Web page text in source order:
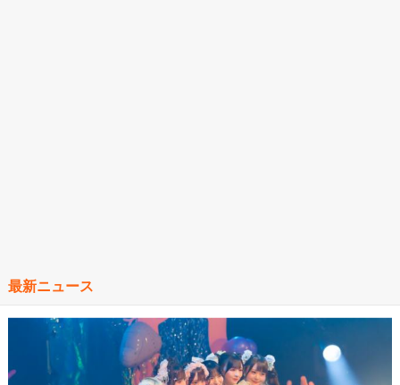
最新ニュース